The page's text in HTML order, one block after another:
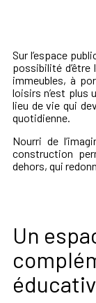
Sur l’espace
possibilité
immeubles, à
loisirs n’est plus
lieu de vie qui
quotidienne.
Nourri de
construction
dehors, qui
Un